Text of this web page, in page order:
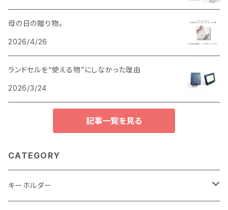
母の日の贈り物。
2026/4/26
ランドセルを“使える物”にしなかった理由
2026/3/24
記事一覧を見る
CATEGORY
キーホルダー